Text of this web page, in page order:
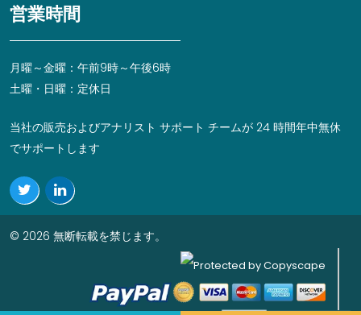
営業時間
月曜～金曜：午前9時～午後6時
土曜・日曜：定休日
当社の販売およびアナリスト サポート チームが 24 時間年中無休
でサポートします
© 2026 無断転載を禁じます。